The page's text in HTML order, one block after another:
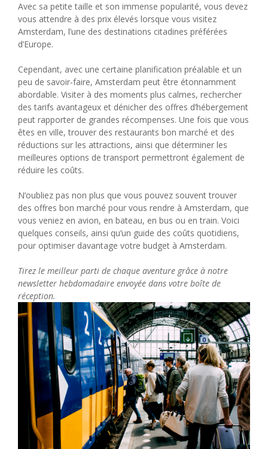
Avec sa petite taille et son immense popularité, vous devez
vous attendre à des prix élevés lorsque vous visitez
Amsterdam, l’une des destinations citadines préférées
d’Europe.
Cependant, avec une certaine planification préalable et un
peu de savoir-faire, Amsterdam peut être étonnamment
abordable. Visiter à des moments plus calmes, rechercher
des tarifs avantageux et dénicher des offres d’hébergement
peut rapporter de grandes récompenses. Une fois que vous
êtes en ville, trouver des restaurants bon marché et des
réductions sur les attractions, ainsi que déterminer les
meilleures options de transport permettront également de
réduire les coûts.
N’oubliez pas non plus que vous pouvez souvent trouver
des offres bon marché pour vous rendre à Amsterdam, que
vous veniez en avion, en bateau, en bus ou en train. Voici
quelques conseils, ainsi qu’un guide des coûts quotidiens,
pour optimiser davantage votre budget à Amsterdam.
Tirez le meilleur parti de chaque aventure grâce à notre
newsletter hebdomadaire envoyée dans votre boîte de
réception.